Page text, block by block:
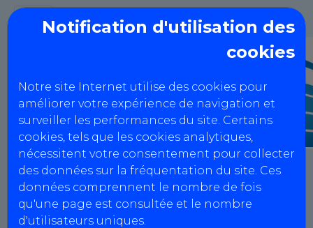
Notification d'utilisation des
cookies
Notre site Internet utilise des cookies pour
améliorer votre expérience de navigation et
surveiller les performances du site. Certains
cookies, tels que les cookies analytiques,
nécessitent votre consentement pour collecter
des données sur la fréquentation du site. Ces
données comprennent le nombre de fois
qu'une page est consultée et le nombre
d'utilisateurs uniques.
CIT du Carmausin
Mentions Légales